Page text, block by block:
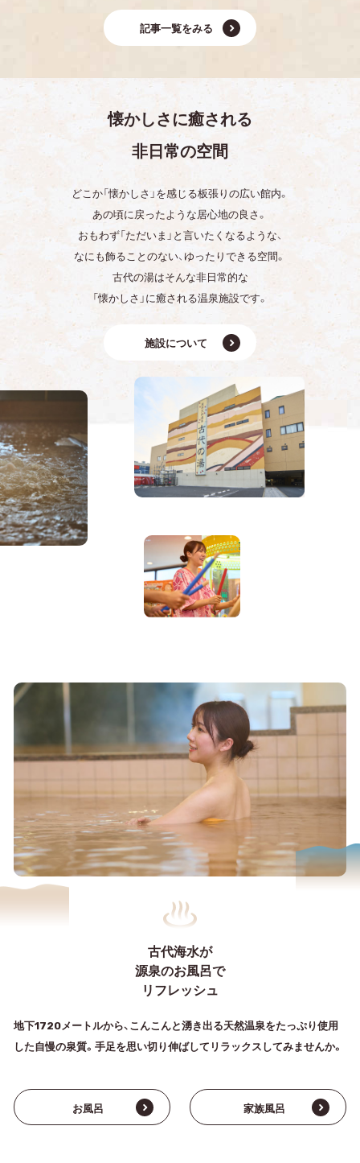
記事一覧をみる
懐かしさに癒される
非日常の空間
どこか「懐かしさ」を感じる板張りの広い館内。
あの頃に戻ったような居心地の良さ。
おもわず「ただいま」と言いたくなるような、
なにも飾ることのない、ゆったりできる空間。
古代の湯はそんな非日常的な
「懐かしさ」に癒される温泉施設です。
施設について
古代海水が
源泉のお風呂で
リフレッシュ
地下1720メートルから、こんこんと湧き出る天然温泉をたっぷり使用
した自慢の泉質。手足を思い切り伸ばしてリラックスしてみませんか。
お風呂 家族風呂